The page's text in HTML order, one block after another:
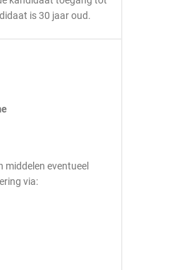
is 30 jaar oud.
eventueel
via: